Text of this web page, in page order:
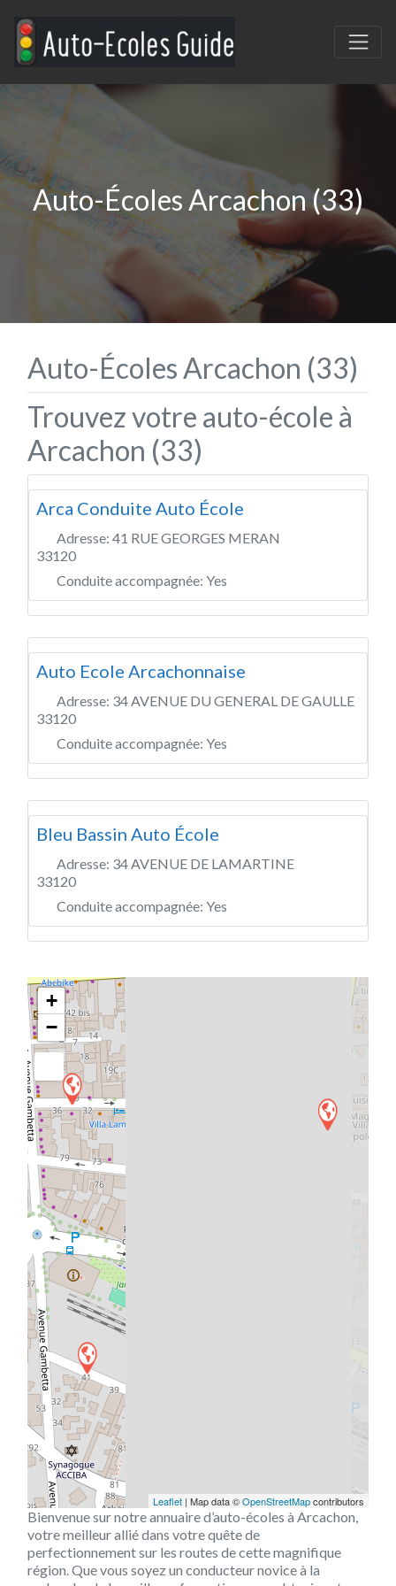
Auto-Écoles Arcachon (33)
Auto-Écoles Arcachon (33)
Trouvez votre auto-école à
Arcachon (33)
Arca Conduite Auto École
Adresse: 41 RUE GEORGES MERAN
33120
Conduite accompagnée: Yes
Auto Ecole Arcachonnaise
Adresse: 34 AVENUE DU GENERAL DE GAULLE
33120
Conduite accompagnée: Yes
Bleu Bassin Auto École
Adresse: 34 AVENUE DE LAMARTINE
33120
Conduite accompagnée: Yes
+
−
Leaflet | Map data ©OpenStreetMapcontributors
Bienvenue sur notre annuaire d’auto-écoles à Arcachon,
votre meilleur allié dans votre quête de
perfectionnement sur les routes de cette magnifique
région. Que vous soyez un conducteur novice à la